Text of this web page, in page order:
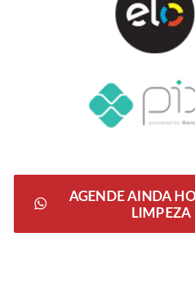
AGENDE AINDA
LIMPEZA